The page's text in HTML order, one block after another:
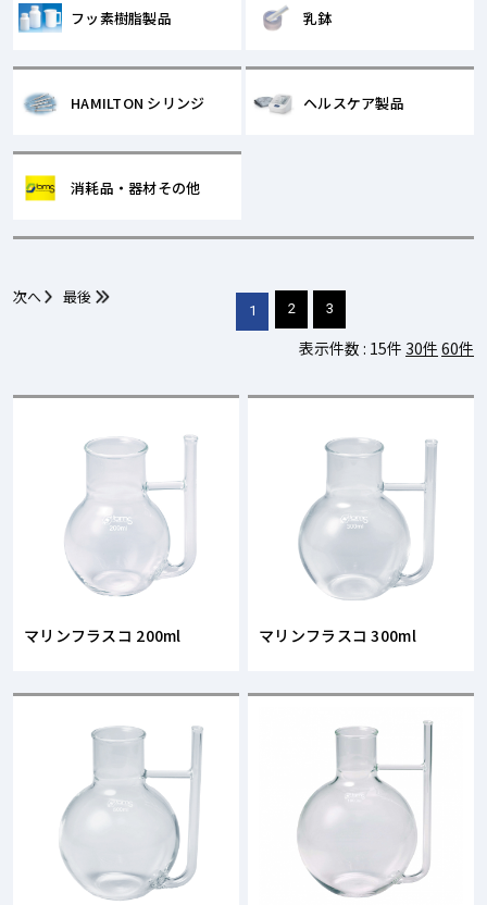
フッ素樹脂製品 乳鉢
HAMILTON シリンジ ヘルスケア製品
消耗品・器材その他
1 2 3
次へ 最後
表示件数 : 15件 30件 60件
マリンフラスコ 200ml マリンフラスコ 300ml